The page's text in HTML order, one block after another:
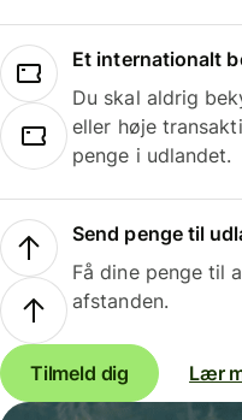
Et internationalt
Du skal aldrig
eller høje
penge i udlandet.
Send penge til
Få dine penge til
afstanden.
Tilmeld dig Lær